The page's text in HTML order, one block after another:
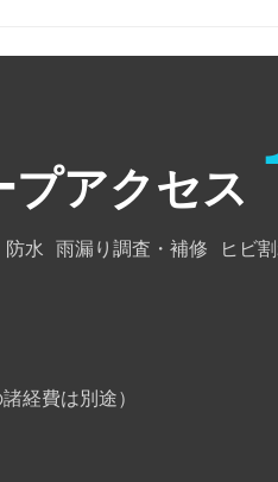
プアクセス
防水 雨漏り調査・補修 ヒビ
経費は別途）